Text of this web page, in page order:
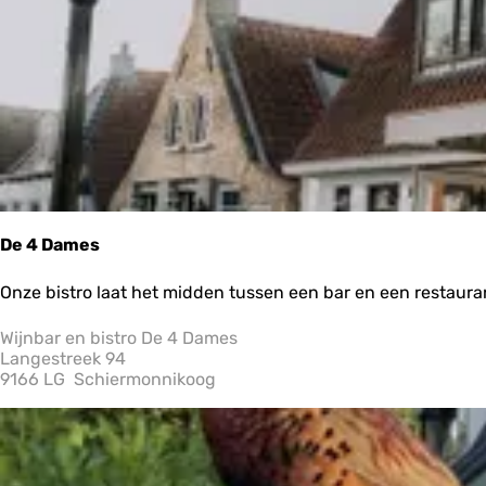
De 4 Dames
D
4
D
a
e
s
Onze bistro laat het midden tussen een bar en een
Wijnbar en bistro De 4 Dames
Langestreek 94
9166 LG Schiermonnikoog